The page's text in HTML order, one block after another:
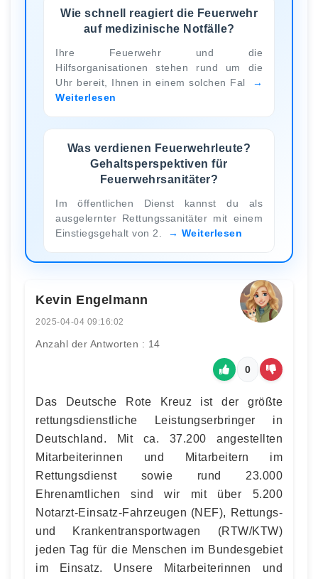
Wie schnell reagiert die Feuerwehr
auf medizinische Notfälle?
Ihre Feuerwehr und die
Hilfsorganisationen stehen rund um die
Uhr bereit, Ihnen in einem solchen Fal
Weiterlesen
Was verdienen Feuerwehrleute?
Gehaltsperspektiven für
Feuerwehrsanitäter?
Im öffentlichen Dienst kannst du als
ausgelernter Rettungssanitäter mit einem
Einstiegsgehalt von 2.
Weiterlesen
Kevin Engelmann
2025-04-04 09:16:02
Anzahl der Antworten : 14
0
Das Deutsche Rote Kreuz ist der größte
rettungsdienstliche Leistungserbringer in
Deutschland. Mit ca. 37.200 angestellten
Mitarbeiterinnen und Mitarbeitern im
Rettungsdienst sowie rund 23.000
Ehrenamtlichen sind wir mit über 5.200
Notarzt-Einsatz-Fahrzeugen (NEF), Rettungs-
und Krankentransportwagen (RTW/KTW)
jeden Tag für die Menschen im Bundesgebiet
im Einsatz. Unsere Mitarbeiterinnen und